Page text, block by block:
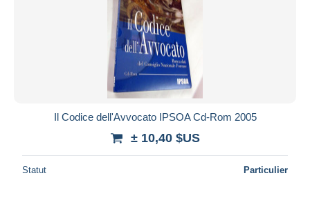
Il Codice dell'Avvocato IPSOA Cd-Rom 2005
± 10,40 $US
Statut Particulier